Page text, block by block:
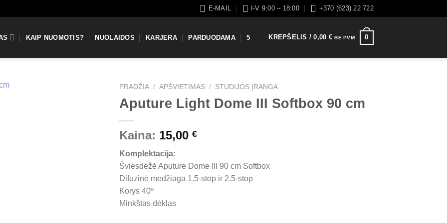
E-MAIL I-V 9:00 – 18:00 +370 (623) 22 722
KAIP NUOMOTIS? NUOLAIDOS KARJERA PARDUODAMA 5 KREPŠELIS /0,00 € BE PVM 0
PRADŽIA / APŠVIETIMAS / STUDIJOS ĮRANGA
Aputure Light Dome III Softbox 90 cm
Kaina: 15,00 €
Komplektacija:
Šviesdėžė Aputure Dome III 90 cm Softbox
Difuzinė medžiaga 1.5-stop ir 2.5-stop
Korys 40º
Minkštas dėklas